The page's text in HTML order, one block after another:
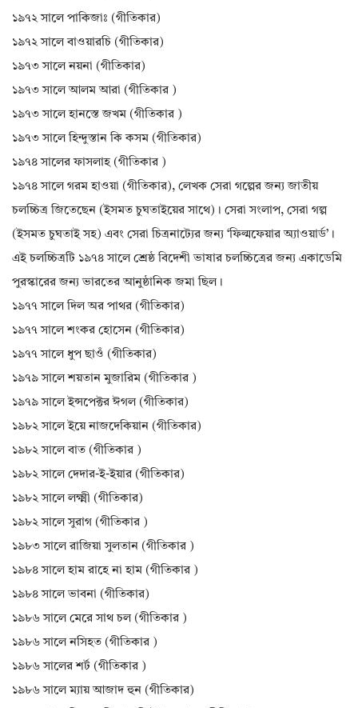
১৯৭২ সালে পাকিজাঃ (গীতিকার)
১৯৭২ সালে বাওয়ারচি (গীতিকার)
১৯৭৩ সালে নয়না (গীতিকার)
১৯৭৩ সালে আলম আরা (গীতিকার )
১৯৭৩ সালে হানস্তে জখম (গীতিকার )
১৯৭৩ সালে হিন্দুস্তান কি কসম (গীতিকার)
১৯৭৪ সালের ফাসলাহ (গীতিকার )
১৯৭৪ সালে গরম হাওয়া (গীতিকার), লেখক সেরা গল্পের জন্য জাতীয়
চলচ্চিত্র জিতেছেন (ইসমত চুঘতাইয়ের সাথে)। সেরা সংলাপ, সেরা গল্প
(ইসমত চুঘতাই সহ) এবং সেরা চিত্রনাট্যের জন্য ‘ফিল্মফেয়ার অ্যাওয়ার্ড’।
এই চলচ্চিত্রটি ১৯৭৪ সালে শ্রেষ্ঠ বিদেশী ভাষার চলচ্চিত্রের জন্য একাডেমি
পুরস্কারের জন্য ভারতের আনুষ্ঠানিক জমা ছিল।
১৯৭৭ সালে দিল অর পাথর (গীতিকার)
১৯৭৭ সালে শংকর হোসেন (গীতিকার)
১৯৭৭ সালে ধুপ ছাওঁ (গীতিকার)
১৯৭৯ সালে শয়তান মুজারিম (গীতিকার )
১৯৭৯ সালে ইন্সপেক্টর ঈগল (গীতিকার)
১৯৮২ সালে ইয়ে নাজদেকিয়ান (গীতিকার)
১৯৮২ সালে বাত (গীতিকার )
১৯৮২ সালে দেদার-ই-ইয়ার (গীতিকার)
১৯৮২ সালে লক্ষ্মী (গীতিকার)
১৯৮২ সালে সুরাগ (গীতিকার )
১৯৮৩ সালে রাজিয়া সুলতান (গীতিকার )
১৯৮৪ সালে হাম রাহে না হাম (গীতিকার )
১৯৮৪ সালে ভাবনা (গীতিকার)
১৯৮৬ সালে মেরে সাথ চল (গীতিকার )
১৯৮৬ সালে নসিহত (গীতিকার )
১৯৮৬ সালের শর্ট (গীতিকার )
১৯৮৬ সালে ম্যায় আজাদ হুন (গীতিকার)